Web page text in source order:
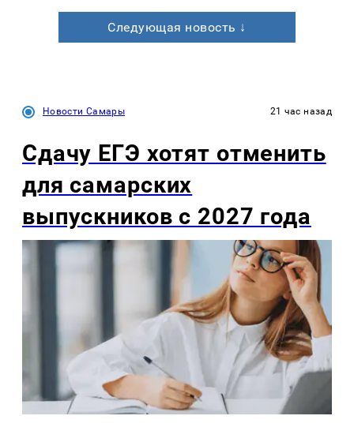
Следующая новость ↓
Новости Самары 21 час назад
Сдачу ЕГЭ хотят отменить
для самарских
выпускников с 2027 года